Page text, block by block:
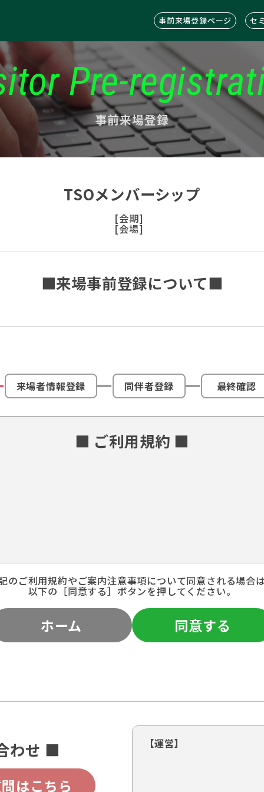
事前来場登録ページ セ
Pre-
事前来場登録
TSOメンバーシップ
[会期]
[会場]
■来場事前登録について■
来場者情報登録 同伴者登録 最終確認
■ ご利用規約 ■
のご利用規約やご案内注意事項について同意される場合
以下の［同意する］ボタンを押してください。
ホーム 同意する
わせ ■
はこちら
【運営】